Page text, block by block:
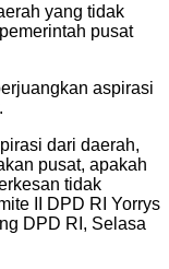
yang tidak
pusat
aspirasi
dari daerah,
pusat, apakah
tidak
II DPD RI Yorrys
DPD RI, Selasa